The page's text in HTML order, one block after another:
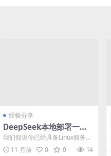
经验分享
DeepSeek本地部署一键
安装教程及常见问题解决
我们假设你已经具备Linux服务器
的基本操作能力，并且服务器环
境满足DeepSe...
11 月前 0 0 14